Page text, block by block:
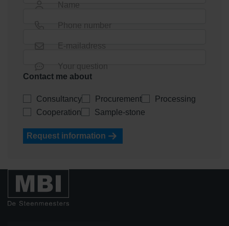
Name
Phone number
E-mailadress
Your question
Contact me about
Consultancy Procurement
Processing
Cooperation
Sample-stone
Request information